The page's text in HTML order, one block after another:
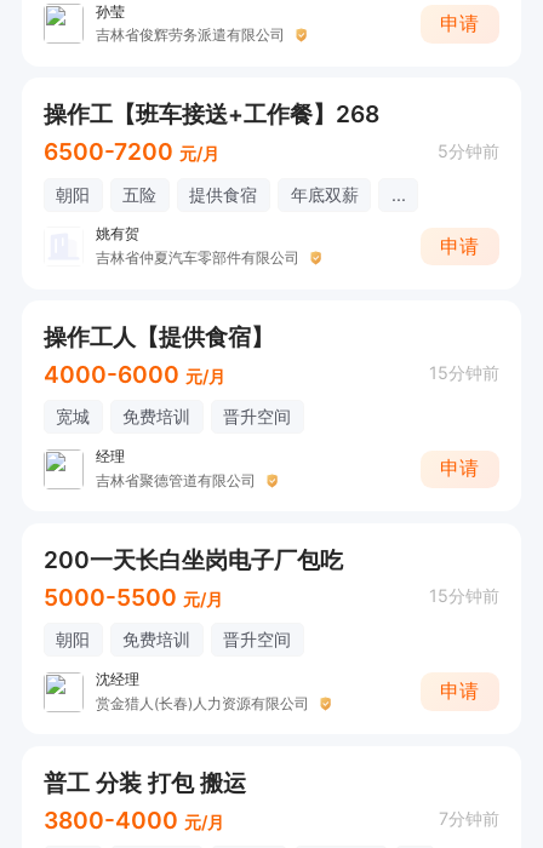
孙莹
吉林省俊辉劳务派遣有限公司
申请
操作工【班车接送+工作餐】268
6500-7200 元/月 5分钟前
朝阳 五险 提供食宿 年底双薪 ...
姚有贺
吉林省仲夏汽车零部件有限公司
申请
操作工人【提供食宿】
4000-6000 元/月 15分钟前
宽城 免费培训 晋升空间
经理
吉林省聚德管道有限公司
申请
200一天长白坐岗电子厂包吃
5000-5500 元/月 15分钟前
朝阳 免费培训 晋升空间
沈经理
赏金猎人(长春)人力资源有限公司
申请
普工 分装 打包 搬运
3800-4000 元/月 7分钟前